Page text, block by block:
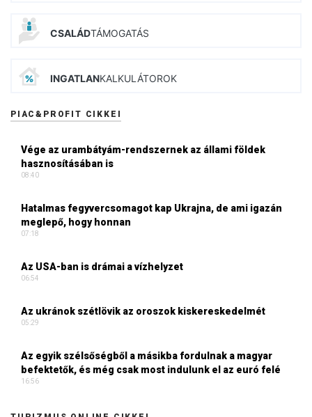
CSALÁDTÁMOGATÁS
INGATLANKALKULÁTOROK
PIAC&PROFIT CIKKEI
Vége az urambátyám-rendszernek az állami földek
hasznosításában is
08:40
Hatalmas fegyvercsomagot kap Ukrajna, de ami igazán
meglepő, hogy honnan
07:18
Az USA-ban is drámai a vízhelyzet
06:54
Az ukránok szétlövik az oroszok kiskereskedelmét
05:29
Az egyik szélsőségből a másikba fordulnak a magyar
befektetők, és még csak most indulunk el az euró felé
16:56